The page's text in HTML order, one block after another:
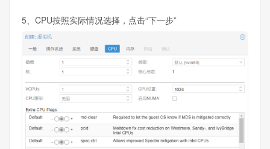
5、CPU按照实际情况选择，点击“下一步”